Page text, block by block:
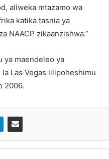
aliweka mtazamo wa
katika tasnia ya
NAACP zikaanzishwa.”
ya maendeleo ya
Las Vegas lilipoheshimu
2006.